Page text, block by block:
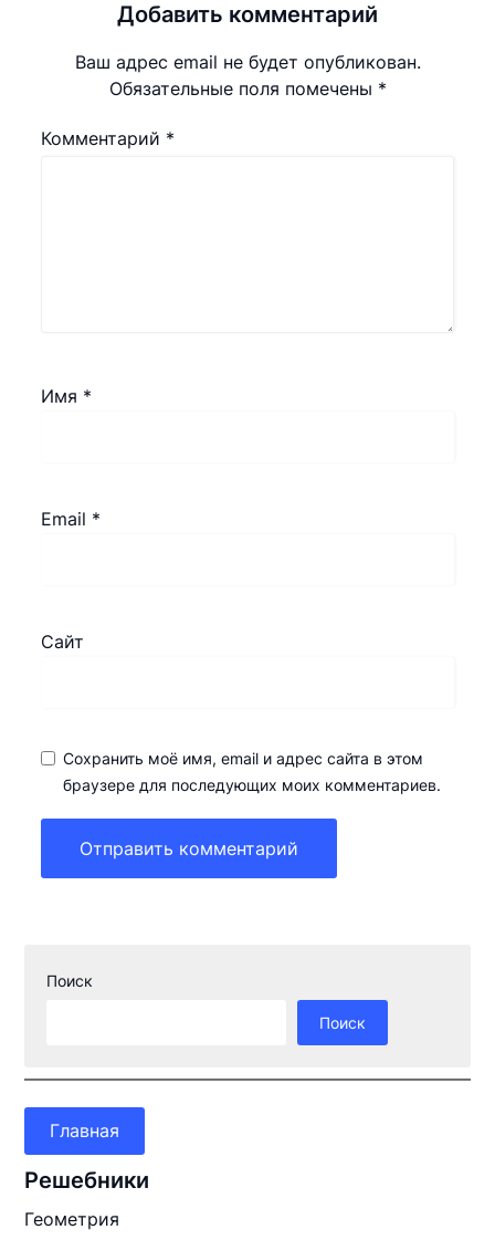
Добавить комментарий
Ваш адрес email не будет опубликован.
Обязательные поля помечены *
Комментарий *
Имя *
Email *
Сайт
Сохранить моё имя, email и адрес сайта в этом
браузере для последующих моих комментариев.
Поиск
Поиск
Главная
Решебники
Геометрия